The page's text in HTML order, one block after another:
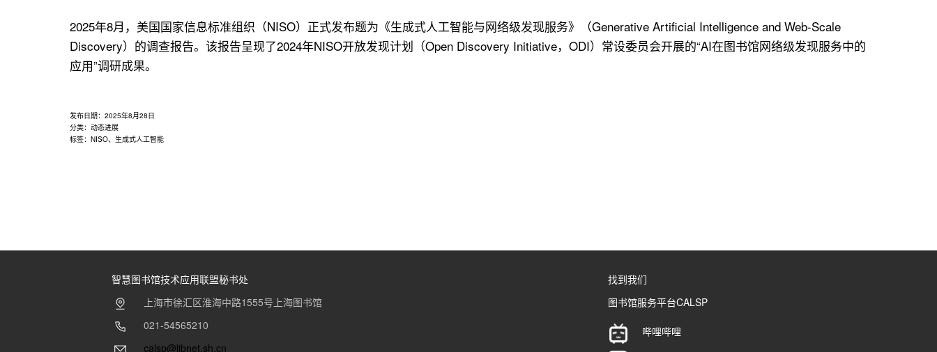
2025年8月，美国国家信息标准组织（NISO）正式发布题为《生成式人工智能与网络级发现服务》（Generative Artificial Intelligence and Web-Scale
Discovery）的调查报告。该报告呈现了2024年NISO开放发现计划（Open Discovery Initiative，ODI）常设委员会开展的“AI在图书馆网络级发现服务中的
应用”调研成果。
发布日期： 2025年8月28日
分类： 动态进展
标签： NISO、 生成式人工智能
智慧图书馆技术应用联盟秘书处
上海市徐汇区淮海中路1555号上海图书馆
021-54565210
calsp@libnet.sh.cn
找到我们
图书馆服务平台CALSP
哔哩哔哩